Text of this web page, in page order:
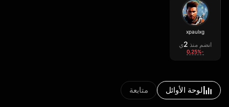
xpaulxg
انضم منذ 2ي
-0.25%
لوحة الأوائل متابعة